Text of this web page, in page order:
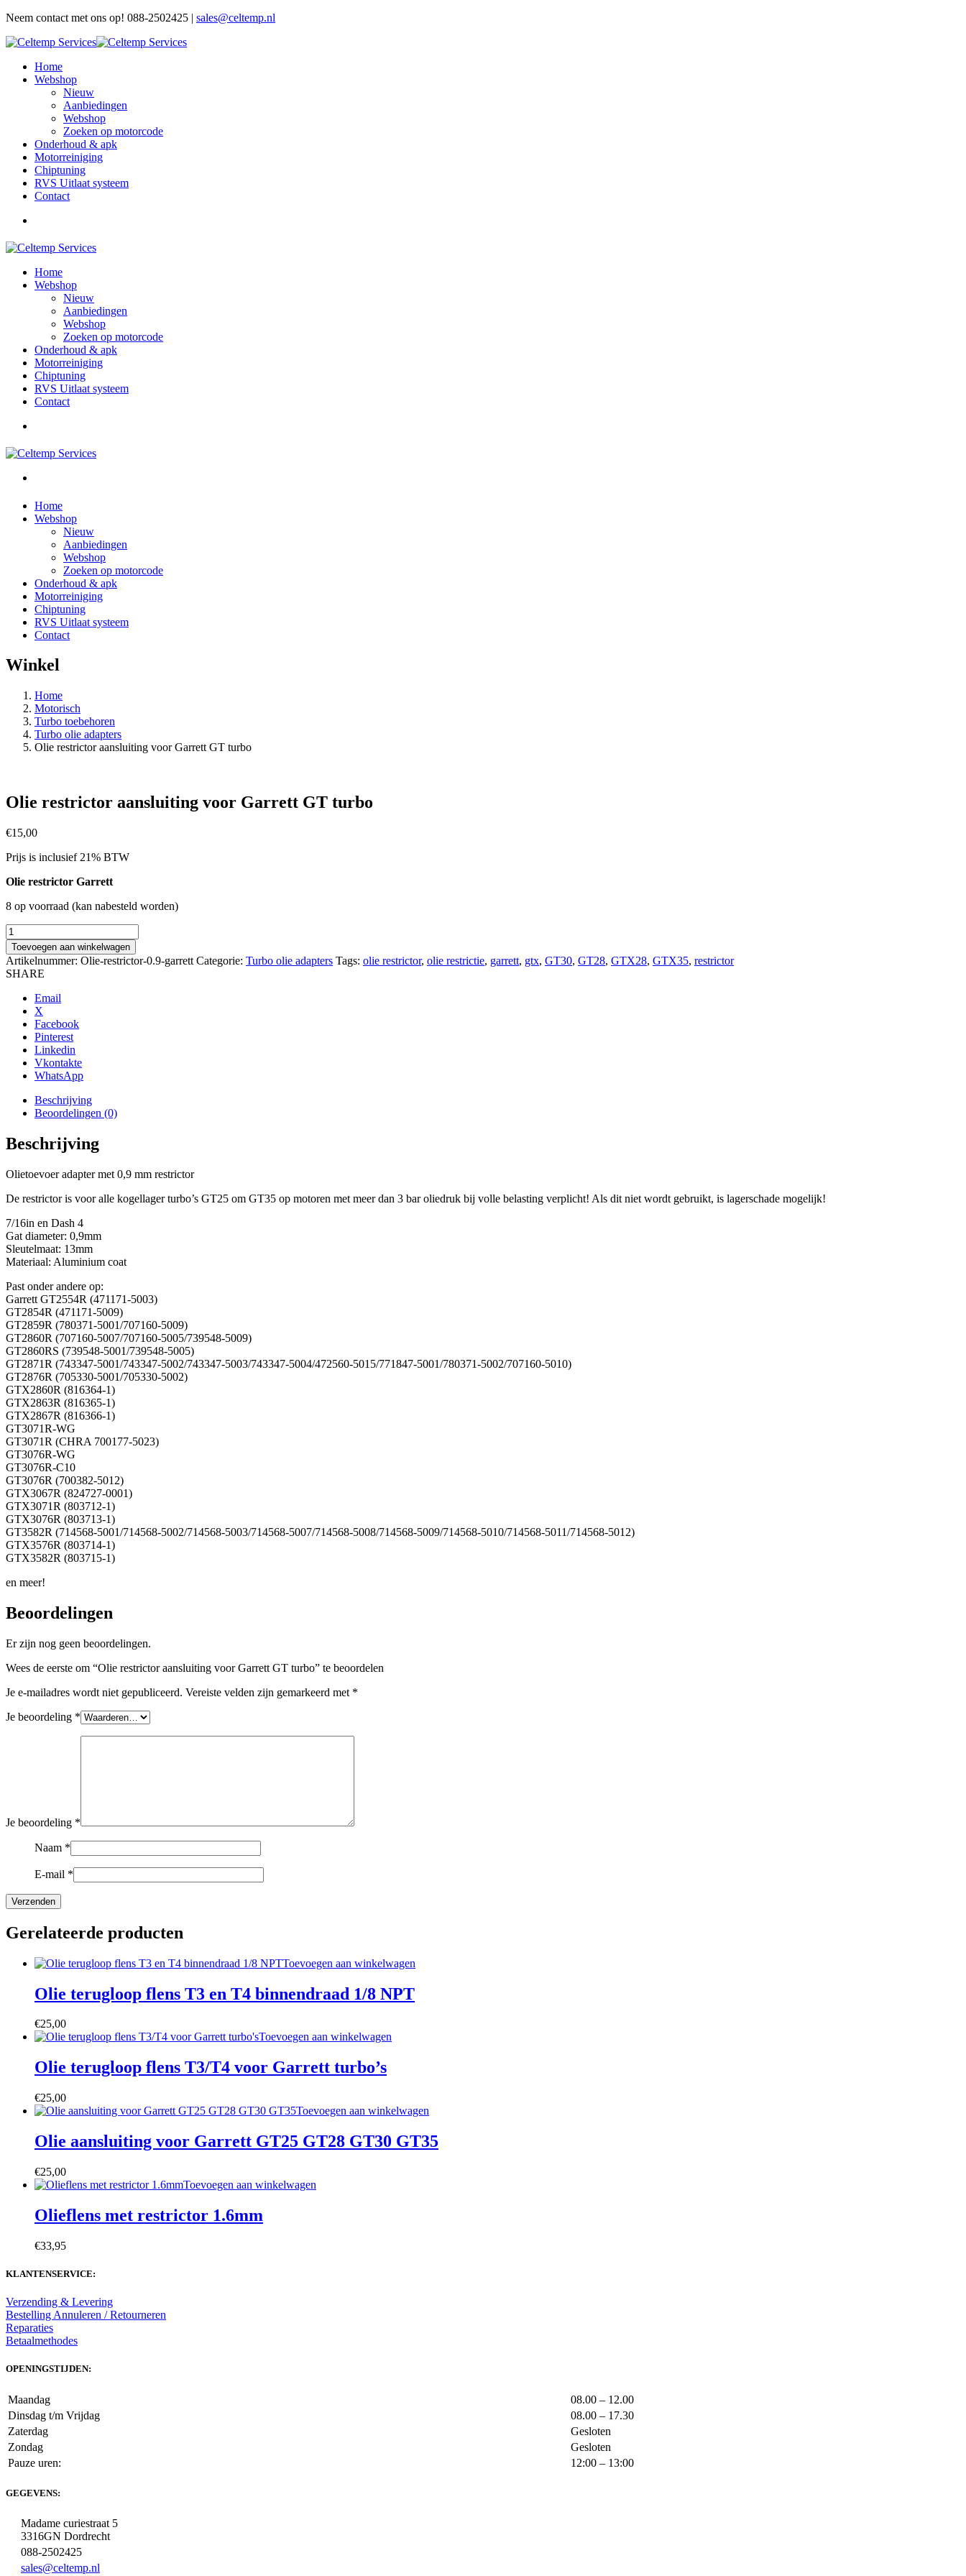
Neem contact met ons op! 088-2502425 | sales@celtemp.nl
Home
Webshop
Nieuw
Aanbiedingen
Webshop
Zoeken op motorcode
Onderhoud & apk
Motorreiniging
Chiptuning
RVS Uitlaat systeem
Contact
Home
Webshop
Nieuw
Aanbiedingen
Webshop
Zoeken op motorcode
Onderhoud & apk
Motorreiniging
Chiptuning
RVS Uitlaat systeem
Contact
Home
Webshop
Nieuw
Aanbiedingen
Webshop
Zoeken op motorcode
Onderhoud & apk
Motorreiniging
Chiptuning
RVS Uitlaat systeem
Contact
Winkel
Home
Motorisch
Turbo toebehoren
Turbo olie adapters
Olie restrictor aansluiting voor Garrett GT turbo
Olie restrictor aansluiting voor Garrett GT turbo
€15,00
Prijs is inclusief 21% BTW
Olie restrictor Garrett
8 op voorraad (kan nabesteld worden)
Olie
restrictor
aansluiting
voor
Garrett
turbo
aantal
Toevoegen aan winkelwagen
Artikelnummer: Olie-restrictor-0.9-garrett Categorie: Turbo olie adapters Tags: olie restrictor, olie restrictie, garrett, gtx, GT30, GT28, GTX28, GTX35, restrictor
SHARE
Email
X
Facebook
Pinterest
Linkedin
Vkontakte
WhatsApp
Beschrijving
Beoordelingen (0)
Beschrijving
Olietoevoer adapter met 0,9 mm restrictor
De restrictor is voor alle kogellager turbo’s GT25 om GT35 op motoren met meer dan 3 bar oliedruk bij volle belasting verplicht! Als dit niet wordt gebruikt, is lagerschade mogelijk!
7/16in en Dash 4
Gat diameter: 0,9mm
Sleutelmaat: 13mm
Materiaal: Aluminium coat
Past onder andere op:
Garrett GT2554R (471171-5003)
GT2854R (471171-5009)
GT2859R (780371-5001/707160-5009)
GT2860R (707160-5007/707160-5005/739548-5009)
GT2860RS (739548-5001/739548-5005)
GT2871R (743347-5001/743347-5002/743347-5003/743347-5004/472560-5015/771847-5001/780371-5002/707160-5010)
GT2876R (705330-5001/705330-5002)
GTX2860R (816364-1)
GTX2863R (816365-1)
GTX2867R (816366-1)
GT3071R-WG
GT3071R (CHRA 700177-5023)
GT3076R-WG
GT3076R-C10
GT3076R (700382-5012)
GTX3067R (824727-0001)
GTX3071R (803712-1)
GTX3076R (803713-1)
GT3582R (714568-5001/714568-5002/714568-5003/714568-5007/714568-5008/714568-5009/714568-5010/714568-5011/714568-5012)
GTX3576R (803714-1)
GTX3582R (803715-1)
en meer!
Beoordelingen
Er zijn nog geen beoordelingen.
Wees de eerste om “Olie restrictor aansluiting voor Garrett GT turbo” te beoordelen
Je e-mailadres wordt niet gepubliceerd. Vereiste velden zijn gemarkeerd met *
Je beoordeling *
Je beoordeling *
Naam *
E-mail *
Gerelateerde producten
Toevoegen aan winkelwagen
Olie terugloop flens T3 en T4 binnendraad 1/8 NPT
€25,00
Toevoegen aan winkelwagen
Olie terugloop flens T3/T4 voor Garrett turbo’s
€25,00
Toevoegen aan winkelwagen
Olie aansluiting voor Garrett GT25 GT28 GT30 GT35
€25,00
Toevoegen aan winkelwagen
Olieflens met restrictor 1.6mm
€33,95
KLANTENSERVICE:
Verzending & Levering
Bestelling Annuleren / Retourneren
Reparaties
Betaalmethodes
OPENINGSTIJDEN:
Maandag
08.00 – 12.00
Dinsdag t/m Vrijdag
08.00 – 17.30
Zaterdag
Gesloten
Zondag
Gesloten
Pauze uren:
12:00 – 13:00
GEGEVENS:
Madame curiestraat 5
3316GN Dordrecht
088-2502425
sales@celtemp.nl